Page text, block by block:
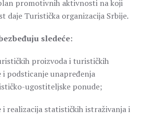
promotivnih aktivnosti na koji
daje Turistička organizacija Srbije.
sledeće:
proizvoda i turističkih
podsticanje unapređenja
ugostiteljske ponude;
i realizacija statističkih istraživanja i